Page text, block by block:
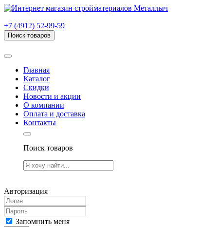
+7 (4912) 52-99-59
Поиск товаров
Главная
Каталог
Скидки
Новости и акции
О компании
Оплата и доставка
Контакты
Поиск товаров
Авторизация
Запомнить меня